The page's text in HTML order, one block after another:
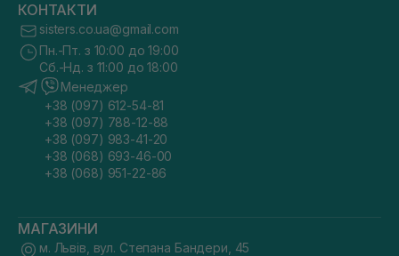
КОНТАКТИ
sisters.co.ua@gmail.com
Пн.-Пт. з 10:00 до 19:00
Сб.-Нд. з 11:00 до 18:00
Менеджер
+38 (097) 612-54-81
+38 (097) 788-12-88
+38 (097) 983-41-20
+38 (068) 693-46-00
+38 (068) 951-22-86
МАГАЗИНИ
м. Львів, вул. Степана Бандери, 45